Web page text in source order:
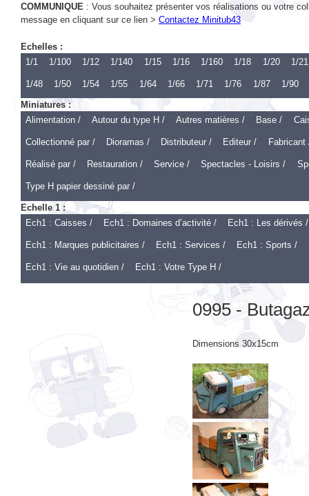
COMMUNIQUE : Vous souhaitez présenter vos réalisations ou votre
message en cliquant sur ce lien > Contactez Minitub43
Echelles :
1/1
1/100 1/12 1/140 1/15 1/16 1/160 1/18 1/20 1/21
1/48 1/50 1/54 1/55 1/64 1/66 1/71 1/76 1/87
1/90
Miniatures :
Alimentation /
Autour du type H / Autres matières / Base /
Collectionné par / Dioramas / Distributeur / Editeur / Fabricant
Réalisé par / Restauration / Service / Spectacles - Loisirs /
Type H papier dessiné par /
Echelle 1 :
Ech1 : Caisses /
Ech1 : Domaines d’activité / Ech1 : Les dérivés /
Ech1 : Marques publicitaires / Ech1 : Services / Ech1 : Sports /
Ech1 : Vie au quotidien / Ech1 : Votre Type H /
0995 -
Dimensions 30x15cm